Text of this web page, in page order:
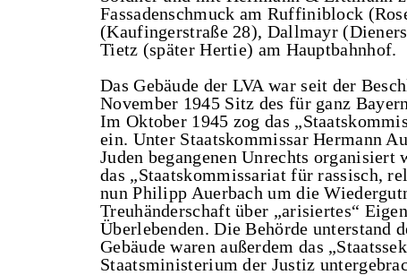
Fassadenschmuck am Ruffiniblock
(Kaufingerstraße 28), Dallmayr
Tietz (später Hertie) am Hauptbahnhof.
Das Gebäude der LVA war seit der
November 1945 Sitz des für ganz
Im Oktober 1945 zog das
ein. Unter Staatskommissar Hermann
Juden begangenen Unrechts
das „Staatskommissariat für rassisch,
nun Philipp Auerbach um die
Treuhänderschaft über „arisiertes“
Überlebenden. Die Behörde unterstand
Gebäude waren außerdem das
Staatsministerium der Justiz